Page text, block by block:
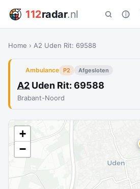
112radar.nl
Home › A2 Uden Rit: 69588
Ambulance P2 Afgesloten
A2 Uden Rit: 69588
Brabant-Noord
+
−